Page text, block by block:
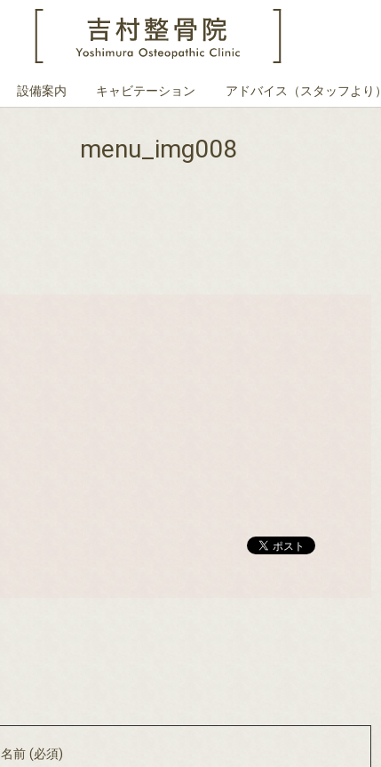
設備案内 キャビテーション アドバイス（スタッフより）
menu_img008
名前 (必須)